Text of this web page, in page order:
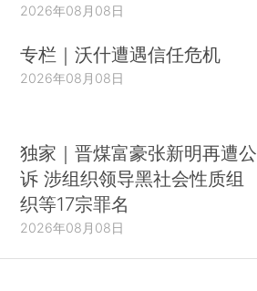
2026年08月08日
专栏｜沃什遭遇信任危机
2026年08月08日
独家｜晋煤富豪张新明再遭公
诉 涉组织领导黑社会性质组
织等17宗罪名
2026年08月08日